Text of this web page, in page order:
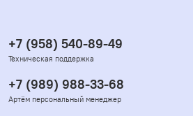
+7 (958) 540-89-49
Техническая поддержка
+7 (989) 988-33-68
Артём персональный менеджер